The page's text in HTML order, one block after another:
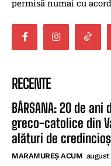
permisă numai cu
RECENTE
BÂRSANA: 20 de
greco-catolice din
alături de
MARAMUREȘ ACUM